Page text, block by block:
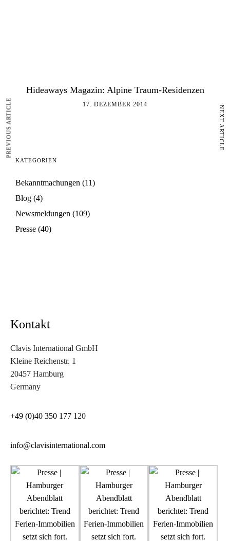
Hideaways Magazin: Alpine Traum-Residenzen
17. DEZEMBER 2014
PREVIOUS ARTICLE NEXT ARTICLE
KATEGORIEN
Bekanntmachungen (11)
Blog (4)
Newsmeldungen (109)
Presse (40)
Kontakt
Clavis International GmbH
Kleine Reichenstr. 1
20457 Hamburg
Germany
+49 (0)40 350 177 1 20
info@clavisinternational.com